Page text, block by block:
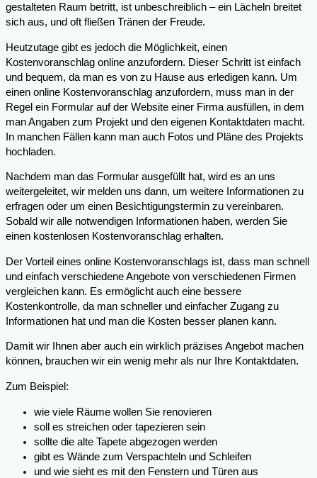
gestalteten Raum betritt, ist unbeschreiblich – ein Lächeln breitet
sich aus, und oft fließen Tränen der Freude.
Heutzutage gibt es jedoch die Möglichkeit, einen
Kostenvoranschlag online anzufordern. Dieser Schritt ist einfach
und bequem, da man es von zu Hause aus erledigen kann. Um
einen online Kostenvoranschlag anzufordern, muss man in der
Regel ein Formular auf der Website einer Firma ausfüllen, in dem
man Angaben zum Projekt und den eigenen Kontaktdaten macht.
In manchen Fällen kann man auch Fotos und Pläne des Projekts
hochladen.
Nachdem man das Formular ausgefüllt hat, wird es an uns
weitergeleitet, wir melden uns dann, um weitere Informationen zu
erfragen oder um einen Besichtigungstermin zu vereinbaren.
Sobald wir alle notwendigen Informationen haben, werden Sie
einen kostenlosen Kostenvoranschlag erhalten.
Der Vorteil eines online Kostenvoranschlags ist, dass man schnell
und einfach verschiedene Angebote von verschiedenen Firmen
vergleichen kann. Es ermöglicht auch eine bessere
Kostenkontrolle, da man schneller und einfacher Zugang zu
Informationen hat und man die Kosten besser planen kann.
Damit wir Ihnen aber auch ein wirklich präzises Angebot machen
können, brauchen wir ein wenig mehr als nur Ihre Kontaktdaten.
Zum Beispiel:
wie viele Räume wollen Sie renovieren
soll es streichen oder tapezieren sein
sollte die alte Tapete abgezogen werden
gibt es Wände zum Verspachteln und Schleifen
und wie sieht es mit den Fenstern und Türen aus